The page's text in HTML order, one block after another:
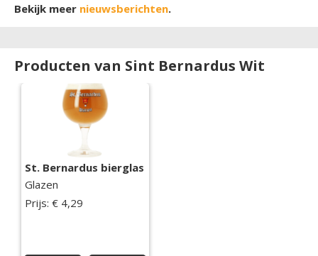
Bekijk meer nieuwsberichten.
Producten van Sint Bernardus Wit
St. Bernardus bierglas
Glazen
Prijs: € 4,29